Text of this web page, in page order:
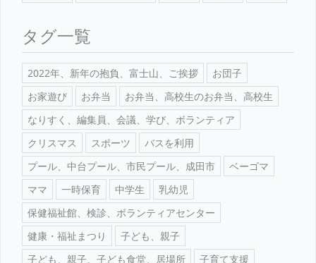
タグ一覧
2022年、新年の抱負、富士山、ご挨拶
お団子
お家遊び
お弁当
お弁当、高校生のお弁当、高校生
なりすく、編集員、会議、学び、ボランティア
クリスマス
スポーツ
バスを利用
プール、中台プール、市民プール、成田市
ベーゴマ
ママ
一時保育 中学生
乳幼児
保健福祉館、検診、ボランティアセンター
健康・福祉まつり
子ども、親子
子ども、親子、子ども食堂、居場所
子育て支援